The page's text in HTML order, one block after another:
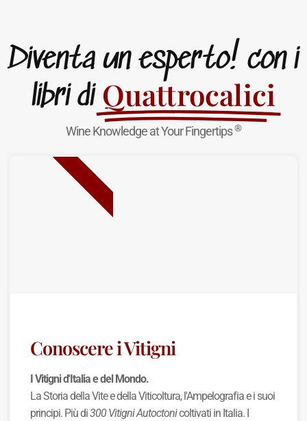
Diventa un esperto! con i
libri di Quattrocalici
Wine Knowledge at Your Fingertips®
Conoscere i Vitigni
I Vitigni d'Italia e del Mondo.
La Storia della Vite e della Viticoltura, l'Ampelografia e i suoi
principi. Più di300 Vitigni Autoctonicoltivati in Italia. I
NUOVA USCITA